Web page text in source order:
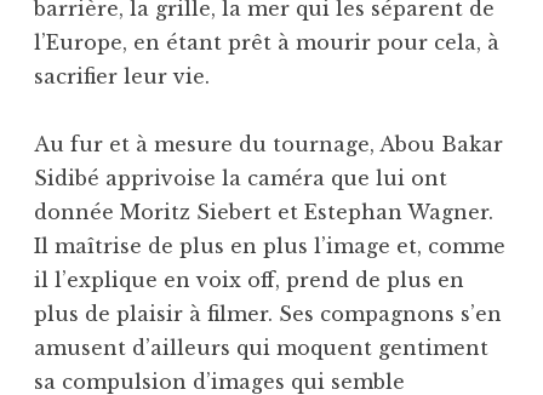
barrière, la grille, la mer qui les séparent de
l’Europe, en étant prêt à mourir pour cela, à
sacrifier leur vie.
Au fur et à mesure du tournage, Abou Bakar
Sidibé apprivoise la caméra que lui ont
donnée Moritz Siebert et Estephan Wagner.
Il maîtrise de plus en plus l’image et, comme
il l’explique en voix off, prend de plus en
plus de plaisir à filmer. Ses compagnons s’en
amusent d’ailleurs qui moquent gentiment
sa compulsion d’images qui semble